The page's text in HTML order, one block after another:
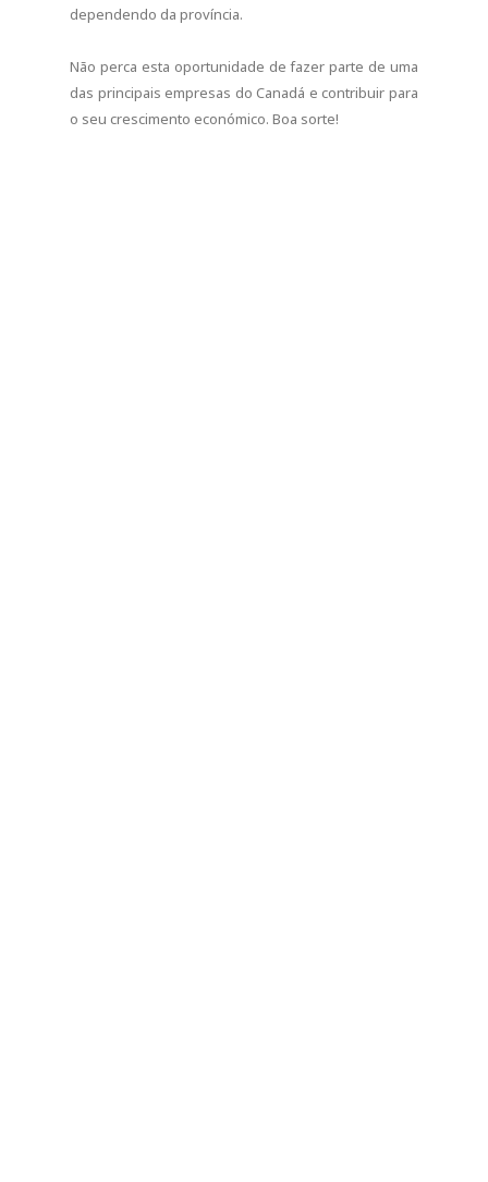
dependendo da província.
Não perca esta oportunidade de fazer parte de uma
das principais empresas do Canadá e contribuir para
o seu crescimento económico. Boa sorte!